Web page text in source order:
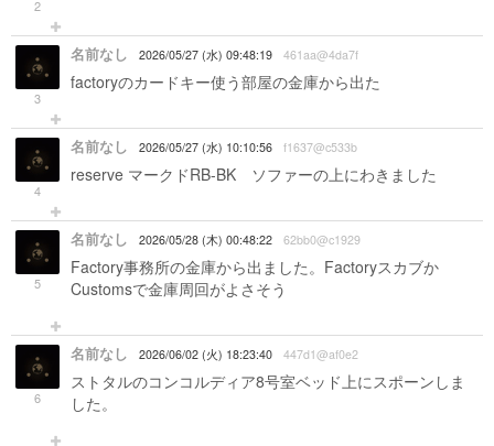
2
3
名前なし 2026/05/27 (水) 09:48:19 461aa@4da7f
factoryのカードキー使う部屋の金庫から出た
4
名前なし 2026/05/27 (水) 10:10:56 f1637@c533b
reserve マークドRB-BK ソファーの上にわきました
5
名前なし 2026/05/28 (木) 00:48:22 62bb0@c1929
Factory事務所の金庫から出ました。Factoryスカブか
Customsで金庫周回がよさそう
6
名前なし 2026/06/02 (火) 18:23:40 447d1@af0e2
ストタルのコンコルディア8号室ベッド上にスポーンしま
した。